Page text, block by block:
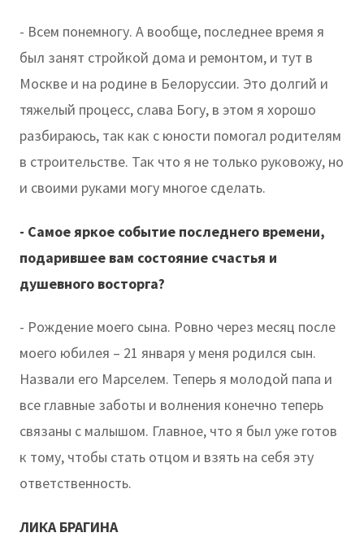
- Всем понемногу. А вообще, последнее время я
был занят стройкой дома и ремонтом, и тут в
Москве и на родине в Белоруссии. Это долгий и
тяжелый процесс, слава Богу, в этом я хорошо
разбираюсь, так как с юности помогал родителям
в строительстве. Так что я не только руковожу, но
и своими руками могу многое сделать.
- Самое яркое событие последнего времени,
подарившее вам состояние счастья и
душевного восторга?
- Рождение моего сына. Ровно через месяц после
моего юбилея – 21 января у меня родился сын.
Назвали его Марселем. Теперь я молодой папа и
все главные заботы и волнения конечно теперь
связаны с малышом. Главное, что я был уже готов
к тому, чтобы стать отцом и взять на себя эту
ответственность.
ЛИКА БРАГИНА